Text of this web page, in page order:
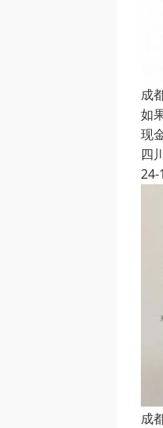
成
如
现
四
24-
成